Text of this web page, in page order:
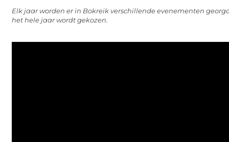
Elk jaar worden er in Bokreik verschillende evenementen
het hele jaar wordt gekozen.